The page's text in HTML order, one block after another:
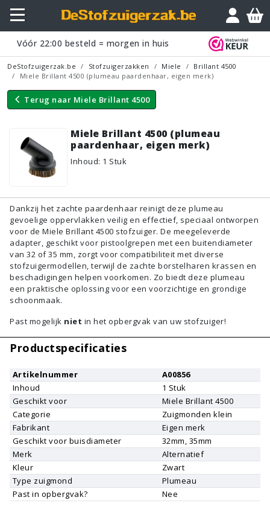
Vóór 22:00 besteld = morgen in huis
DeStofzuigerzak.be Stofzuigerzakken Miele
Brillant 4500
Miele Brillant 4500 (plumeau paardenhaar, eigen merk)
Terug naar Miele Brillant 4500
Miele Brillant 4500 (plumeau
paardenhaar, eigen merk)
Inhoud: 1 Stuk
Vraagje?
Dankzij het zachte paardenhaar reinigt deze plumeau
gevoelige oppervlakken veilig en effectief, speciaal ontworpen
voor de Miele Brillant 4500 stofzuiger. De meegeleverde
adapter, geschikt voor pistoolgrepen met een buitendiameter
van 32 of 35 mm, zorgt voor compatibiliteit met diverse
stofzuigermodellen, terwijl de zachte borstelharen krassen en
beschadigingen helpen voorkomen. Zo biedt deze plumeau
een praktische oplossing voor een voorzichtige en grondige
schoonmaak.
Past mogelijk niet in het opbergvak van uw stofzuiger!
Productspecificaties
Artikelnummer
A00856
Inhoud
1 Stuk
Geschikt voor
Miele Brillant 4500
Categorie
Zuigmonden klein
Fabrikant
Eigen merk
Geschikt voor buisdiameter
32mm, 35mm
Merk
Alternatief
Kleur
Zwart
Type zuigmond
Plumeau
Past in opbergvak?
Nee